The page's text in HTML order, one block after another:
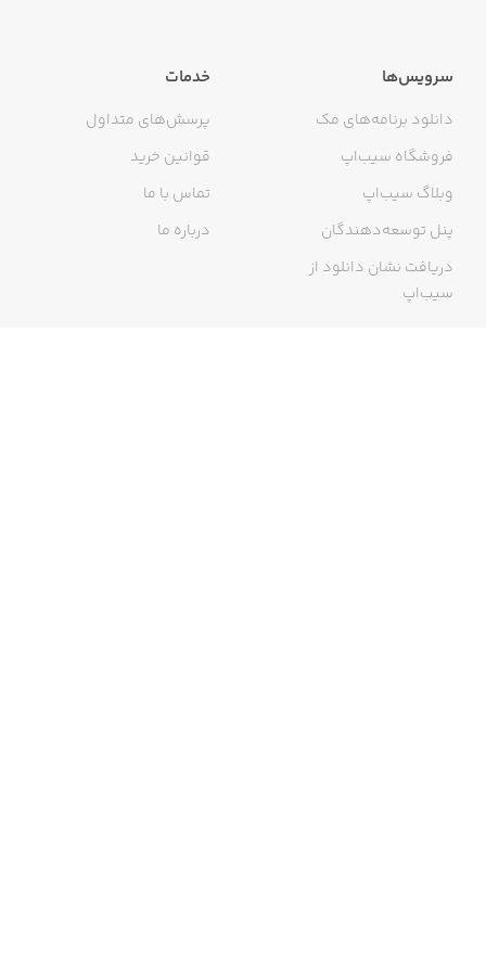
سرویس‌ها
دانلود برنامه‌های مک
فروشگاه سیب‌اپ
وبلاگ سیب‌اپ
پنل توسعه‌دهندگان
دریافت نشان دانلود از
سیب‌اپ
خدمات
پرسش‌های متداول
قوانین خرید
تماس با ما
درباره ما